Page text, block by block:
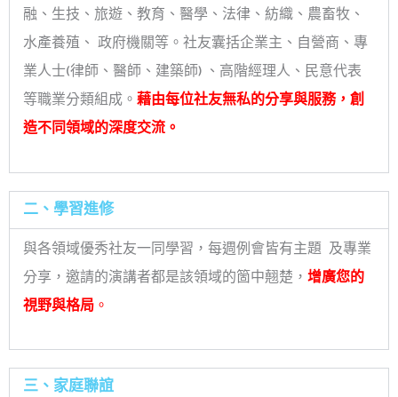
融、生技、旅遊、教育、醫學、法律、紡織、農畜牧、
水產養殖、 政府機關等。社友囊括企業主、自營商、專
業人士(律師、醫師、建築師) 、高階經理人、民意代表
等職業分類組成。藉由每位社友無私的分享與服務，創
造不同領域的深度交流。
二、學習進修
與各領域優秀社友一同學習，每週例會皆有主題 及專業
分享，邀請的演講者都是該領域的箇中翹楚， 增廣您的
視野與格局。
三、家庭聯誼